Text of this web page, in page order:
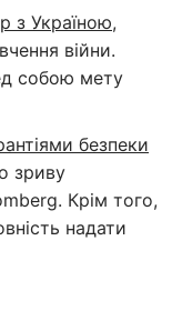
з Україною,
війни.
собою мету
безпеки
зриву
Крім того,
надати